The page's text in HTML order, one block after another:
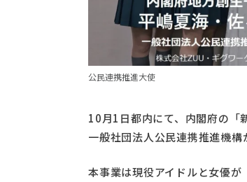
公民連携推進大使
10月1日都内にて、内閣府の「
一般社団法人公民連携推進機
本事業は現役アイドルと女優が